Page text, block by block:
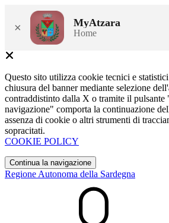
× MyAtzara
Home
Questo sito utilizza cookie tecnici e
chiusura del banner mediante selezione
contraddistinto dalla X o tramite il pulsante
navigazione" comporta la continuazione
assenza di cookie o altri strumenti di
sopracitati.
COOKIE POLICY
Continua la navigazione
Regione Autonoma della Sardegna